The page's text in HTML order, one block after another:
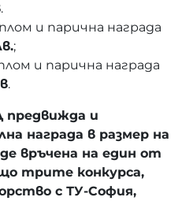
.
и парична награда
;
и парична награда
.
предвижда и
награда в размер на
връчена на един от
трите конкурса,
с ТУ-София,